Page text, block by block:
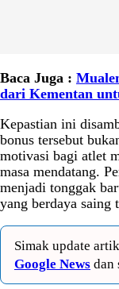
Baca Juga :
dari Kementan
Kepastian ini
bonus tersebut
motivasi bagi atlet
masa mendatang.
menjadi tonggak
yang berdaya saing
Simak update
Google News dan